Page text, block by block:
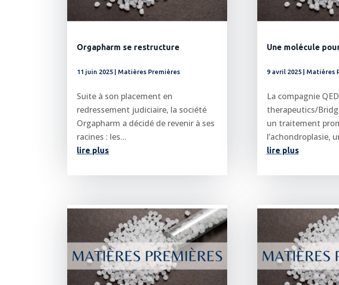
Orgapharm se restructure
11 juin 2025 | Matières Premières
Suite à son placement en
redressement judiciaire, la société
Orgapharm a décidé de revenir à ses
racines : les...
lire plus
Une molécule
9 avril 2025| Matières
La compagnie QED
therapeutics/
un traitement
l’achondroplasie,
lire plus